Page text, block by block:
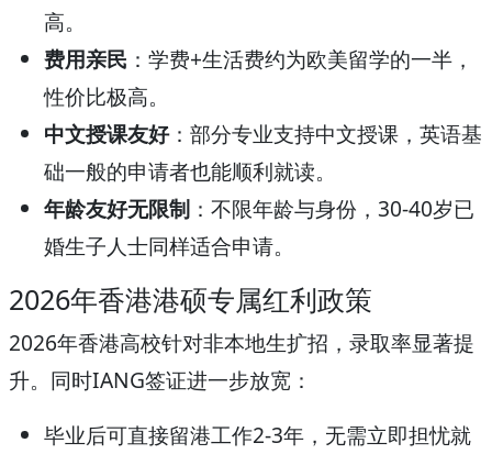
高。
费用亲民 ：学费+生活费约为欧美留学的一半，
性价比极高。
中文授课友好：部分专业支持中文授课，英语基
础一般的申请者也能顺利就读。
年龄友好无限制 ：不限年龄与身份，30-40岁已
婚生子人士同样适合申请。
2026年香港港硕专属红利政策
2026年香港高校针对非本地生扩招，录取率显著提
升。同时IANG签证进一步放宽：
毕业后可直接留港工作2-3年，无需立即担忧就